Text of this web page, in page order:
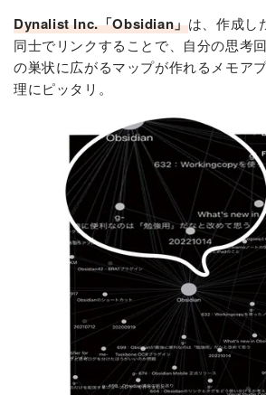
Dynalist Inc.「Obsidian」は、作成し
同士でリンクすることで、自分の思考
の巣状に広がるマップが作れるメモア
理にピッタリ。